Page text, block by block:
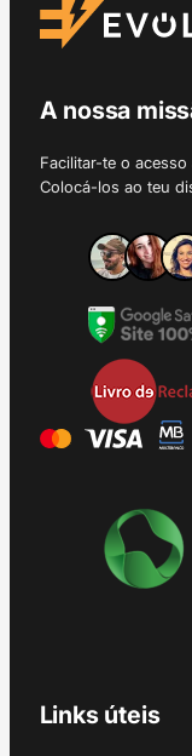
A nossa
Facilitar-te o
Colocá-los ao teu
Links úteis